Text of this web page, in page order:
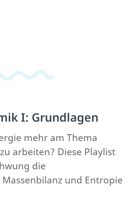
I: Grundlagen
mehr am Thema
arbeiten? Diese Playlist
die
und Entropie